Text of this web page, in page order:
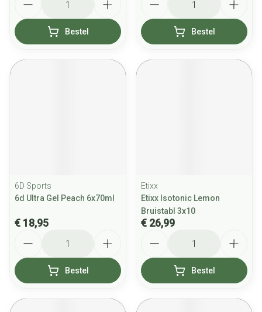
Bestel Bestel
6D Sports
6d Ultra Gel Peach 6x70ml
€ 18,95
Bestel
Etixx
Etixx Isotonic Lemon
Bruistabl 3x10
€ 26,99
Bestel